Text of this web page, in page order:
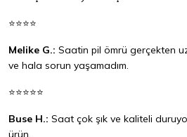
⭐⭐⭐⭐
Melike G.: Saatin pil ömrü gerçekten
ve hala sorun yaşamadım.
⭐⭐⭐⭐⭐
Buse H.: Saat çok şık ve kaliteli
ürün.